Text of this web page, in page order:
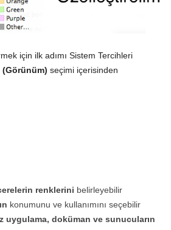
için ilk adımı Sistem Tercihleri
seçimi içerisinden
renklerini belirleyebilir
konumunu ve kullanımını seçebilir
uygulama, doküman ve sunucuların